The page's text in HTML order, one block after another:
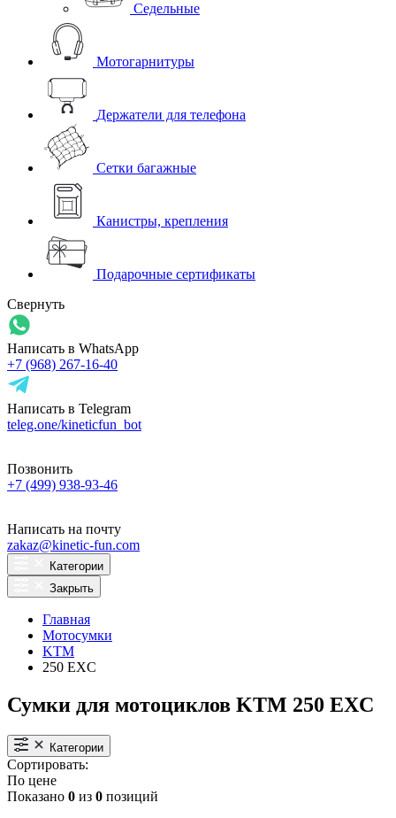
Седельные
Мотогарнитуры
Держатели для телефона
Сетки багажные
Канистры, крепления
Подарочные сертификаты
Свернуть
Написать в WhatsApp
+7 (968) 267-16-40
Написать в Telegram
teleg.one/kineticfun_bot
Позвонить
+7 (499) 938-93-46
Написать на почту
zakaz@kinetic-fun.com
Категории
Закрыть
Главная
Мотосумки
KTM
250 EXC
Сумки для мотоциклов KTM 250 EXC
Категории
Сортировать:
По цене
Показано 0 из 0 позиций